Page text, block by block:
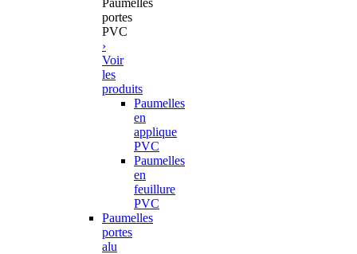
portes
PVC
›
Voir
les
produits
Paumelles
en
applique
PVC
Paumelles
en
feuillure
PVC
Paumelles
portes
alu